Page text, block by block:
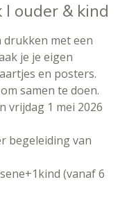
ouder & kind
met een
je je eigen
en posters.
samen te doen.
vrijdag 1 mei 2026
begeleiding van
(vanaf 6